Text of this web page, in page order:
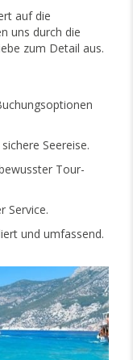
auf die
uns durch die
zum Detail aus.
Seereise.
Tour-
Service.
und umfassend.